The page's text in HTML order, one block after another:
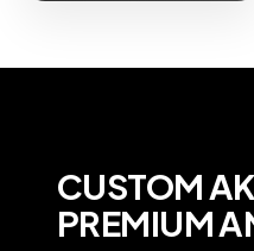
CUSTOM
PREMIUM